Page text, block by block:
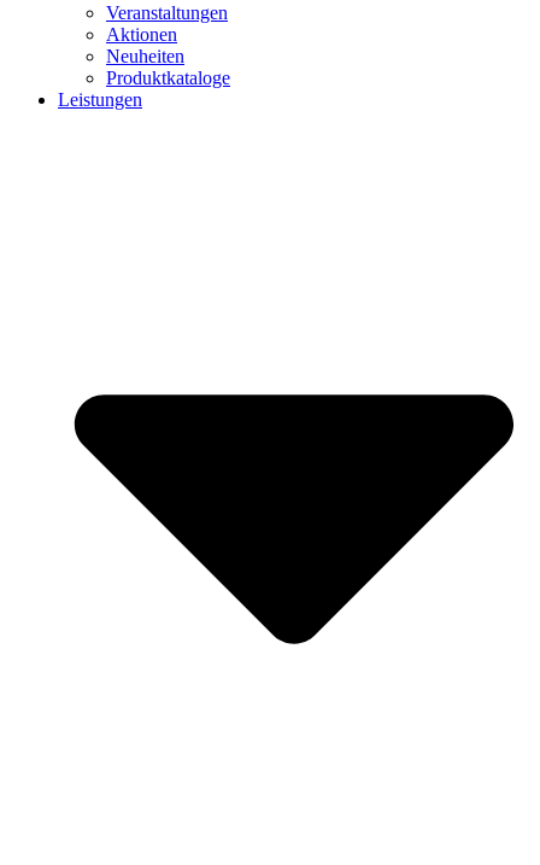
Veranstaltungen
Aktionen
Neuheiten
Produktkataloge
Leistungen